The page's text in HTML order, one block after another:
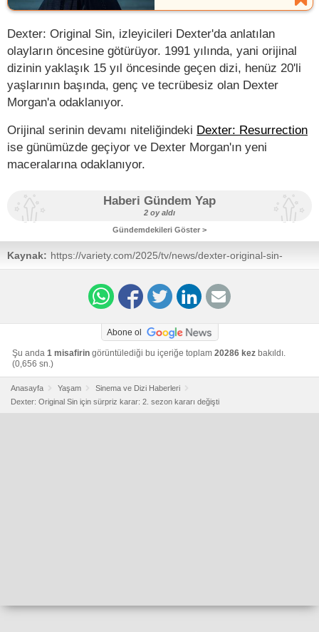
Dexter: Original Sin, izleyicileri Dexter'da anlatılan
olayların öncesine götürüyor. 1991 yılında, yani orijinal
dizinin yaklaşık 15 yıl öncesinde geçen dizi, henüz 20'li
yaşlarının başında, genç ve tecrübesiz olan Dexter
Morgan'a odaklanıyor.
Orijinal serinin devamı niteliğindeki Dexter: Resurrection
ise günümüzde geçiyor ve Dexter Morgan'ın yeni
maceralarına odaklanıyor.
Haberi Gündem Yap
2 oy aldı
Gündemdekileri Göster >
Kaynak: https://variety.com/2025/tv/news/dexter-original-sin-
canceled-showtime-season-2-1236495983/
Abone ol
Şu anda 1 misafirin görüntülediği bu içeriğe toplam 20286 kez bakıldı.
(0,656 sn.)
Anasayfa Yaşam
Sinema ve Dizi Haberleri
Dexter: Original Sin için sürpriz karar: 2. sezon kararı değişti